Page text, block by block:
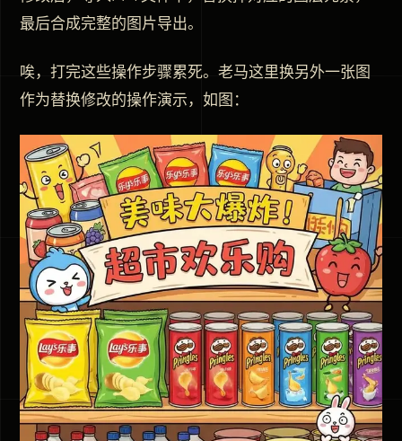
最后合成完整的图片导出。
唉，打完这些操作步骤累死。老马这里换另外一张图
作为替换修改的操作演示，如图：